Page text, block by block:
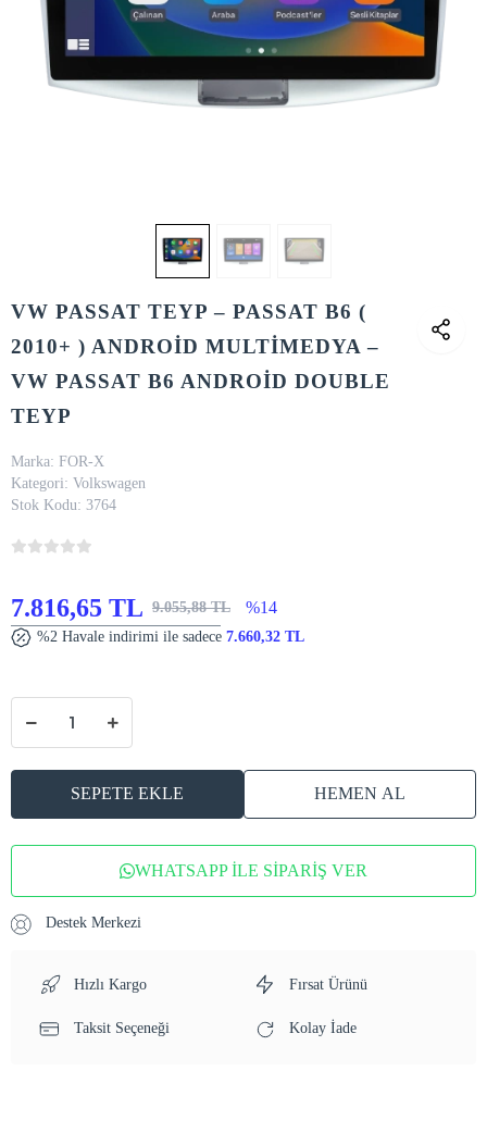
VW PASSAT TEYP – PASSAT B6 (
2010+ ) ANDROİD MULTİMEDYA –
VW PASSAT B6 ANDROİD DOUBLE
TEYP
Marka: FOR-X
Kategori: Volkswagen
Stok Kodu: 3764
7.816,65 TL 9.055,88 TL %14
%2 Havale indirimi ile sadece 7.660,32 TL
SEPETE EKLE HEMEN AL
WHATSAPP İLE SİPARİŞ VER
Destek Merkezi
Hızlı Kargo Fırsat Ürünü
Taksit Seçeneği Kolay İade